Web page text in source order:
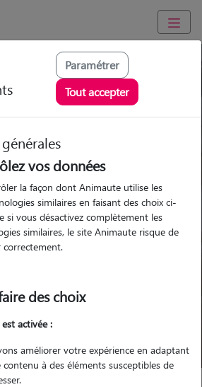
gardien idéal !
Visites
Visites
Pour quel animal ?
mon Pet Sitter
Paramétrer
Tout accepter
vos données
la façon dont Animaute utilise les
similaires en faisant des choix ci-
si vous désactivez complètement les
similaires, le site Animaute risque de
correctement.
des choix
activée :
améliorer votre expérience en adaptant
contenu à des éléments susceptibles de